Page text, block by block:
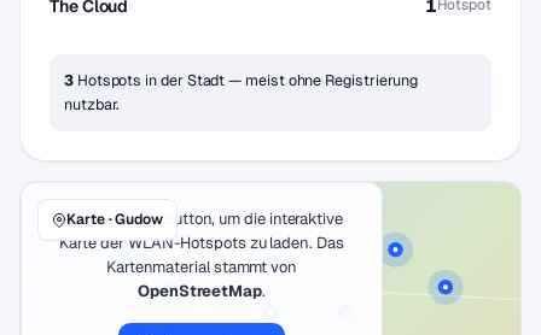
The Cloud 1Hotspot
3Hotspots in der Stadt — meist ohne Registrierung
nutzbar.
Klicke auf den Button, um die interaktive
Karte der WLAN-Hotspots zu laden. Das
Kartenmaterial stammt von
OpenStreetMap.
Karte · Gudow